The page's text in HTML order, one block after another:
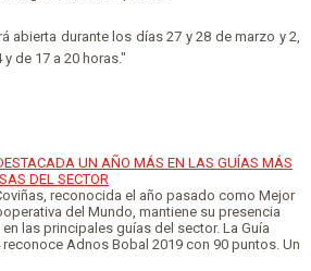
abierta durante los días 27 y 28 de marzo y 2,
de 17 a 20 horas."
UN AÑO MÁS EN LAS GUÍAS MÁS
DEL SECTOR
reconocida el año pasado como Mejor
del Mundo, mantiene su presencia
las principales guías del sector. La Guía
reconoce Adnos Bobal 2019 con 90 puntos. Un